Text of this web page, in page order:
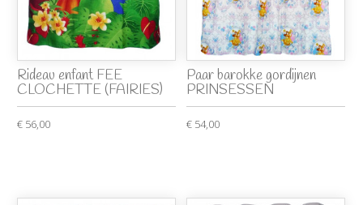
Rideau enfant FEE
CLOCHETTE (FAIRIES)
€ 56,00
Paar barokke gordijnen
PRINSESSEN
€ 54,00